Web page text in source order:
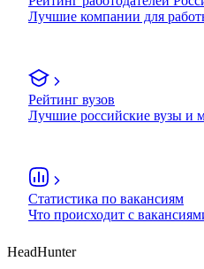
Лучшие компании для
Рейтинг вузов
Лучшие российские вузы и
Статистика по вакансиям
Что происходит с
HeadHunter